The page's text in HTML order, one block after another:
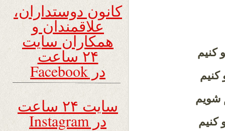
کنیم
شویم
کنیم
کانون دوستداران،
علاقمندان و
همکاران سایت
۲۴ ساعت
در Facebook
سایت ۲۴ ساعت
در Instagram